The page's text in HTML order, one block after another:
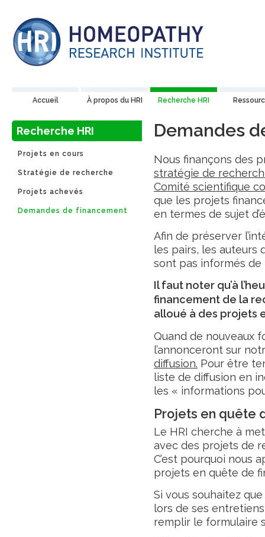
Accueil À propos du HRI Recherche HRI
Recherche HRI
Projets en cours
Stratégie de recherche
Projets achevés
Demandes de financement
Demandes
Nous finançons des
stratégie de
Comité scientifique
que les projets
en termes de sujet
Afin de préserver
les pairs, les auteurs
sont pas informés de
Il faut noter qu’à
financement de la
alloué à des projets
Quand de nouveaux
l’annonceront sur
diffusion. Pour être
liste de diffusion en
les « informations
Projets en quête
Le HRI cherche à
avec des projets de
C’est pourquoi nous
projets en quête de
Si vous souhaitez
lors de ses
remplir le formulaire